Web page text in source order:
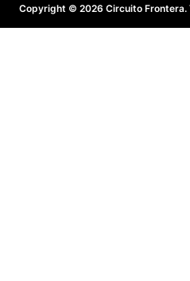
Copyright © 2026 Circuito Frontera.